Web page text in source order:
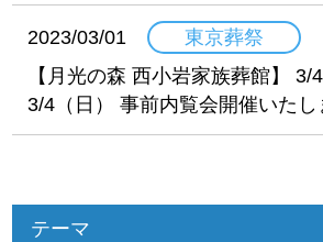
2023/03/01
東京葬祭
【月光の森 西小岩家族葬館】 3/4
3/4（日） 事前内覧会開催いたし
テーマ